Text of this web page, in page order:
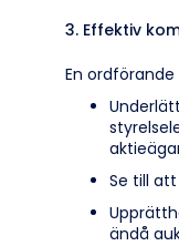
3. Effektiv
En
Se till
ändå